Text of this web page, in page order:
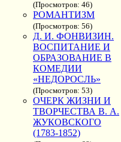
(Просмотров: 46)
РОМАНТИЗМ
(Просмотров: 56)
Д. И. ФОНВИЗИН.
ВОСПИТАНИЕ И
ОБРАЗОВАНИЕ В
КОМЕДИИ
«НЕДОРОСЛЬ»
(Просмотров: 53)
ОЧЕРК ЖИЗНИ И
ТВОРЧЕСТВА В. А.
ЖУКОВСКОГО
(1783-1852)